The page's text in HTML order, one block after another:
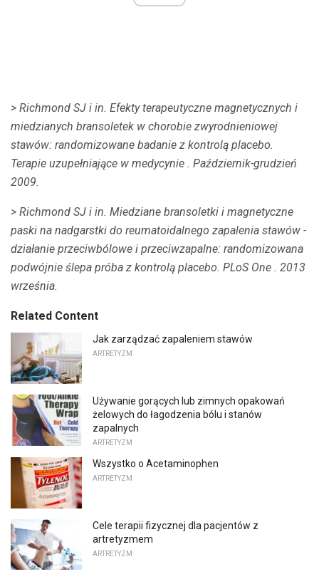
> Richmond SJ i in. Efekty terapeutyczne magnetycznych i
miedzianych bransoletek w chorobie zwyrodnieniowej
stawów: randomizowane badanie z kontrolą placebo.
Terapie uzupełniające w medycynie . Październik-grudzień
2009.
> Richmond SJ i in. Miedziane bransoletki i magnetyczne
paski na nadgarstki do reumatoidalnego zapalenia stawów -
działanie przeciwbólowe i przeciwzapalne: randomizowana
podwójnie ślepa próba z kontrolą placebo. PLoS One . 2013
września.
Related Content
Jak zarządzać zapaleniem stawów
ARTRETYZM
Używanie gorących lub zimnych opakowań
żelowych do łagodzenia bólu i stanów
zapalnych
ARTRETYZM
Wszystko o Acetaminophen
ARTRETYZM
Cele terapii fizycznej dla pacjentów z
artretyzmem
ARTRETYZM